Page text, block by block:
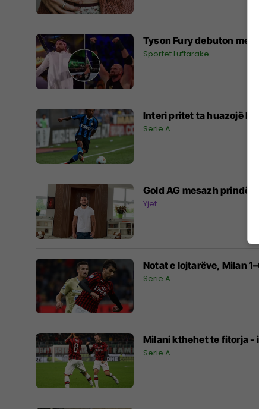
Tyson Fury debuton me
Sportet Luftarake
Interi pritet ta huazojë
Serie A
Gold AG mesazh
Yjet
Notat e lojtarëve, Milan
Serie A
Milani kthehet te fitorja -
Serie A